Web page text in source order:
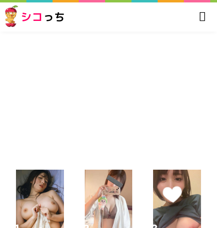
シコ っち